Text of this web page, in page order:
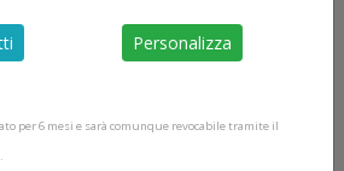
Personalizza
per 6 mesi e sarà comunque revocabile tramite il